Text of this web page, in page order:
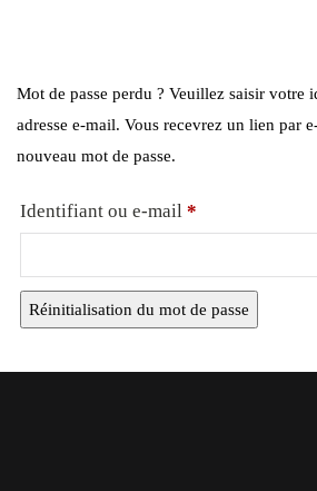
Mot de passe perdu ? Veuillez saisir votre
adresse e-mail. Vous recevrez un lien par
nouveau mot de passe.
Identifiant ou e-mail *
Réinitialisation du mot de passe